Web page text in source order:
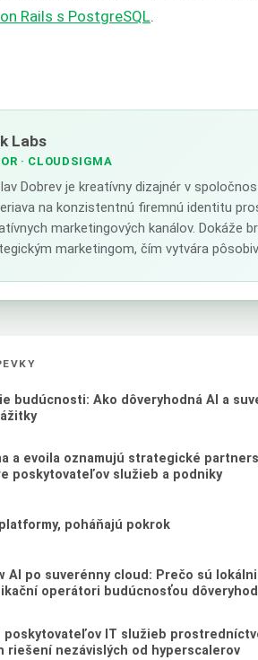
Rails s PostgreSQL.
Labs
· CLOUDSIGMA
Dobrev je kreatívny dizajnér v
na konzistentnú firemnú identitu
marketingových kanálov. Dokáže
marketingom, čím vytvára
budúcnosti: Ako dôveryhodná AI a
a evoila oznamujú strategické
poskytovateľov služieb a podniky
poháňajú pokrok
AI po suverénny cloud: Prečo sú
operátori budúcnosťou
poskytovateľov IT služieb
riešení nezávislých od hyperscalerov